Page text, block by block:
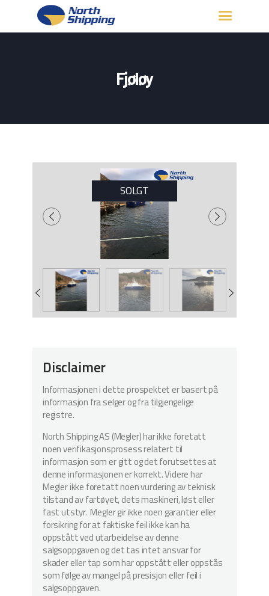
Fjøløy
KONTAKT OSS
SOLGT
Disclaimer
Informasjonen i dette prospektet er basert på
informasjon fra selger og fra tilgjengelige
registre.
North Shipping AS (Megler) har ikke foretatt
noen verifikasjonsprosess relatert til
informasjon som er gitt og det forutsettes at
denne informasjonen er korrekt. Videre har
Megler ikke foretatt noen vurdering av teknisk
tilstand av fartøyet, dets maskineri, løst eller
fast utstyr. Megler gir ikke noen garantier eller
forsikring for at faktiske feil ikke kan ha
oppstått ved utarbeidelse av denne
salgsoppgaven og det tas intet ansvar for
skader eller tap som har oppstått eller oppstås
som følge av mangel på presisjon eller feil i
salgsoppgaven.